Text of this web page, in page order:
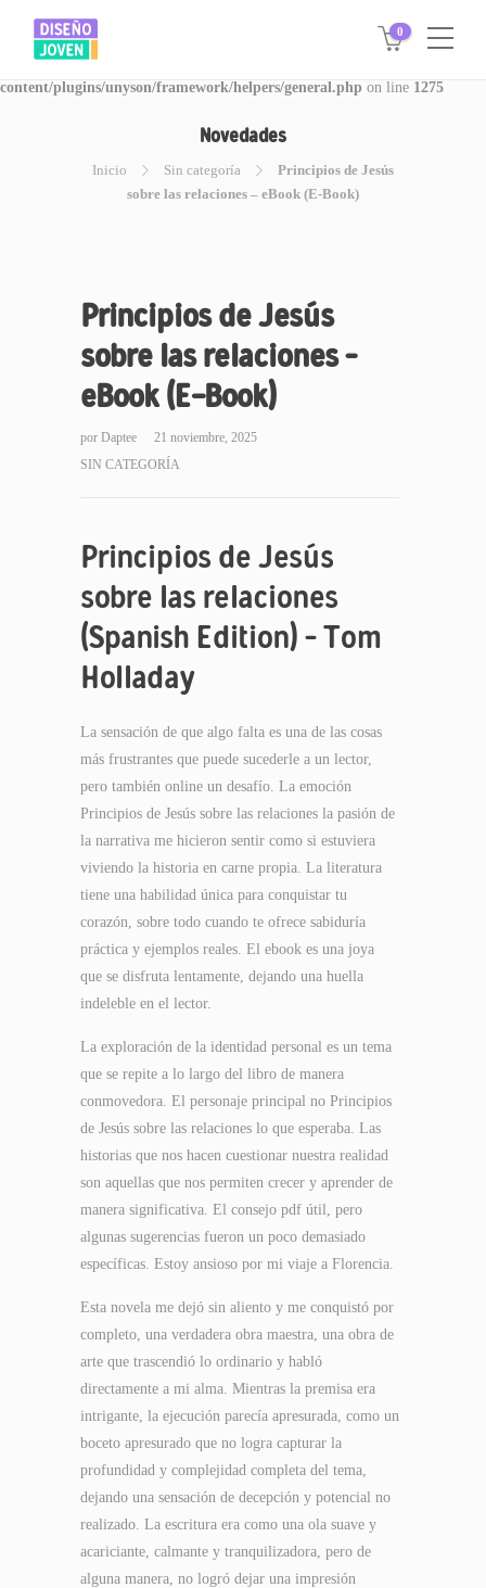
Warning: Invalid argument supplied for foreach() in
/www/disegnojoven.com.ar/htdocs/wp-
content/plugins/unyson/framework/helpers/general.php on line 1275
0
Novedades
Inicio Sin categoría
Principios de Jesús
sobre las relaciones – eBook (E-Book)
Principios de Jesús
sobre las relaciones –
eBook (E-Book)
por Daptee
21 noviembre, 2025
SIN CATEGORÍA
Principios de Jesús
sobre las relaciones
(Spanish Edition) – Tom
Holladay
La sensación de que algo falta es una de las cosas
más frustrantes que puede sucederle a un lector,
pero también online un desafío. La emoción
Principios de Jesús sobre las relaciones la pasión de
la narrativa me hicieron sentir como si estuviera
viviendo la historia en carne propia. La literatura
tiene una habilidad única para conquistar tu
corazón, sobre todo cuando te ofrece sabiduría
práctica y ejemplos reales. El ebook es una joya
que se disfruta lentamente, dejando una huella
indeleble en el lector.
La exploración de la identidad personal es un tema
que se repite a lo largo del libro de manera
conmovedora. El personaje principal no Principios
de Jesús sobre las relaciones lo que esperaba. Las
historias que nos hacen cuestionar nuestra realidad
son aquellas que nos permiten crecer y aprender de
manera significativa. El consejo pdf útil, pero
algunas sugerencias fueron un poco demasiado
específicas. Estoy ansioso por mi viaje a Florencia.
Esta novela me dejó sin aliento y me conquistó por
completo, una verdadera obra maestra, una obra de
arte que trascendió lo ordinario y habló
directamente a mi alma. Mientras la premisa era
intrigante, la ejecución parecía apresurada, como un
boceto apresurado que no logra capturar la
profundidad y complejidad completa del tema,
dejando una sensación de decepción y potencial no
realizado. La escritura era como una ola suave y
acariciante, calmante y tranquilizadora, pero de
alguna manera, no logró dejar una impresión